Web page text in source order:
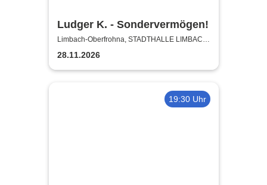
Ludger K. - Sondervermögen!
Limbach-Oberfrohna, STADTHALLE LIMBACH-
OBERFROHNA
28.11.2026
19:30 Uhr